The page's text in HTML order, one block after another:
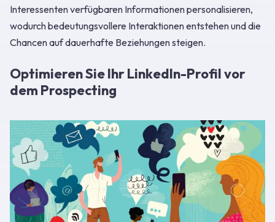
Interessenten verfügbaren Informationen personalisieren,
wodurch bedeutungsvollere Interaktionen entstehen und die
Chancen auf dauerhafte Beziehungen steigen.
Optimieren Sie Ihr LinkedIn-Profil vor
dem Prospecting